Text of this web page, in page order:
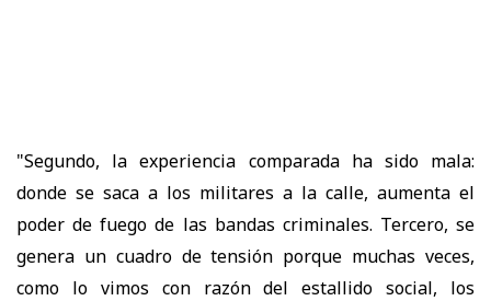
"Segundo, la experiencia comparada ha sido mala:
donde se saca a los militares a la calle, aumenta el
poder de fuego de las bandas criminales. Tercero, se
genera un cuadro de tensión porque muchas veces,
como lo vimos con razón del estallido social, los